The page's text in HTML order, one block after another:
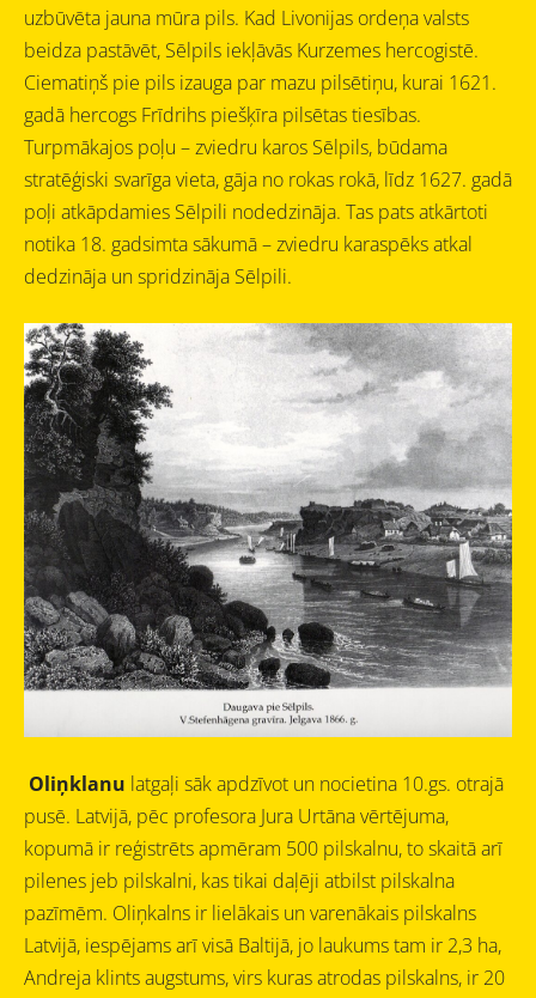
uzbūvēta jauna mūra pils. Kad Livonijas ordeņa valsts
beidza pastāvēt, Sēlpils iekļāvās Kurzemes hercogistē.
Ciematiņš pie pils izauga par mazu pilsētiņu, kurai 1621.
gadā hercogs Frīdrihs piešķīra pilsētas tiesības.
Turpmākajos poļu – zviedru karos Sēlpils, būdama
stratēģiski svarīga vieta, gāja no rokas rokā, līdz 1627. gadā
poļi atkāpdamies Sēlpili nodedzināja. Tas pats atkārtoti
notika 18. gadsimta sākumā – zviedru karaspēks atkal
dedzināja un spridzināja Sēlpili.
Oliņklanu latgaļi sāk apdzīvot un nocietina 10.gs. otrajā
pusē. Latvijā, pēc profesora Jura Urtāna vērtējuma,
kopumā ir reģistrēts apmēram 500 pilskalnu, to skaitā arī
pilenes jeb pilskalni, kas tikai daļēji atbilst pilskalna
pazīmēm. Oliņkalns ir lielākais un varenākais pilskalns
Latvijā, iespējams arī visā Baltijā, jo laukums tam ir 2,3 ha,
Andreja klints augstums, virs kuras atrodas pilskalns, ir 20